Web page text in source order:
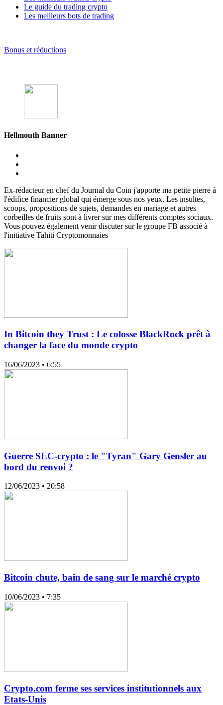
Le guide du trading crypto
Les meilleurs bots de trading
Bonus et réductions
Hellmouth Banner
Ex-rédacteur en chef du Journal du Coin j'apporte ma petite pierre à
l'édifice financier global qui émerge sous nos yeux. Les insultes,
scoops, propositions de sujets, demandes en mariage et autres
corbeilles de fruits sont à livrer sur mes différents comptes sociaux.
Vous pouvez également venir discuter sur le groupe FB associé à
l'initiative Tahiti Cryptomonnaies
In Bitcoin they Trust : Le colosse BlackRock prêt à
changer la face du monde crypto
16/06/2023 • 6:55
Guerre SEC-crypto : le "Tyran" Gary Gensler au
bord du renvoi ?
12/06/2023 • 20:58
Bitcoin chute, bain de sang sur le marché crypto
10/06/2023 • 7:35
Crypto.com ferme ses services institutionnels aux
Etats-Unis